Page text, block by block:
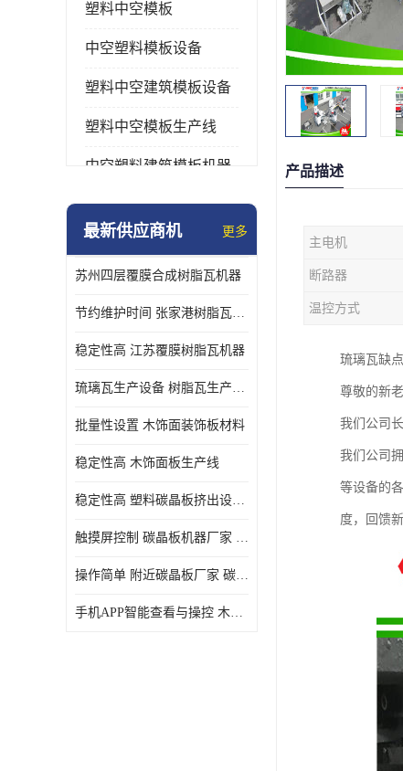
塑料中空模板
中空塑料模板设备
塑料中空建筑模板设备
塑料中空模板生产线
中空塑料建筑模板机器
最新供应商机 更多
苏州四层覆膜合成树脂瓦机器
节约维护时间 张家港树脂瓦小青瓦成型机
稳定性高 江苏覆膜树脂瓦机器
琉璃瓦生产设备 树脂瓦生产设备
批量性设置 木饰面装饰板材料
稳定性高 木饰面板生产线
稳定性高 塑料碳晶板挤出设备 碳晶板设备
触摸屏控制 碳晶板机器厂家 碳晶板全屋装修的利和弊
操作简单 附近碳晶板厂家 碳晶板机器厂家
手机APP智能查看与操控 木饰面板机器
产品描述
主电机
断路器
温控方式
琉璃瓦缺
尊敬的新老
我们公司
我们公司
等设备的
度，回馈